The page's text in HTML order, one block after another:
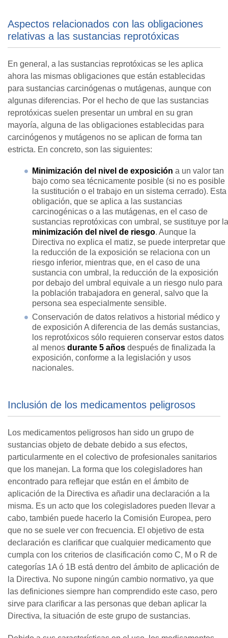
Aspectos relacionados con las obligaciones
relativas a las sustancias reprotóxicas
En general, a las sustancias reprotóxicas se les aplica
ahora las mismas obligaciones que están establecidas
para sustancias carcinógenas o mutágenas, aunque con
algunas diferencias. Por el hecho de que las sustancias
reprotóxicas suelen presentar un umbral en su gran
mayoría, alguna de las obligaciones establecidas para
carcinógenos y mutágenos no se aplican de forma tan
estricta. En concreto, son las siguientes:
Minimización del nivel de exposición a un valor tan
bajo como sea técnicamente posible (si no es posible
la sustitución o el trabajo en un sistema cerrado). Esta
obligación, que se aplica a las sustancias
carcinogénicas o a las mutágenas, en el caso de
sustancias reprotóxicas con umbral, se sustituye por la
minimización del nivel de riesgo. Aunque la
Directiva no explica el matiz, se puede interpretar que
la reducción de la exposición se relaciona con un
riesgo inferior, mientras que, en el caso de una
sustancia con umbral, la reducción de la exposición
por debajo del umbral equivale a un riesgo nulo para
la población trabajadora en general, salvo que la
persona sea especialmente sensible.
Conservación de datos relativos a historial médico y
de exposición A diferencia de las demás sustancias,
los reprotóxicos sólo requieren conservar estos datos
al menos durante 5 años después de finalizada la
exposición, conforme a la legislación y usos
nacionales.
Inclusión de los medicamentos peligrosos
Los medicamentos peligrosos han sido un grupo de
sustancias objeto de debate debido a sus efectos,
particularmente en el colectivo de profesionales sanitarios
que los manejan. La forma que los colegisladores han
encontrado para reflejar que están en el ámbito de
aplicación de la Directiva es añadir una declaración a la
misma. Es un acto que los colegisladores pueden llevar a
cabo, también puede hacerlo la Comisión Europea, pero
que no se suele ver con frecuencia. El objetivo de esta
declaración es clarificar que cualquier medicamento que
cumpla con los criterios de clasificación como C, M o R de
categorías 1A ó 1B está dentro del ámbito de aplicación de
la Directiva. No supone ningún cambio normativo, ya que
las definiciones siempre han comprendido este caso, pero
sirve para clarificar a las personas que deban aplicar la
Directiva, la situación de este grupo de sustancias.